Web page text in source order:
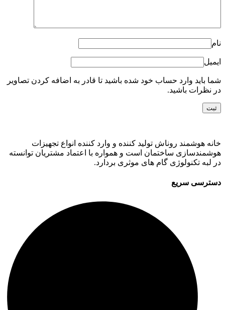
نام
ایمیل
شما باید وارد حساب خود شده باشید تا قادر به اضافه کردن تصاویر
در نظرات باشید.
خانه هوشمند روناش تولید کننده و وارد کننده انواع تجهیزات
هوشمندسازی ساختمان است و همواره با اعتماد مشتریان توانسته
در لبه تکنولوژی گام های موثری بردارد.
دسترسی سریع